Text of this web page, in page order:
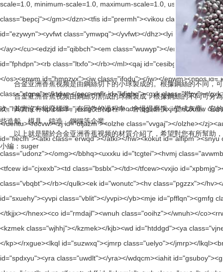
合金亚洲香蕉视频是由鋼絲切下的小球製成的。根據鋼絲的不同，可
合金亚洲香蕉视频由鋼絲切割成的球團製成，根據鋼絲的不同可分為不鏽
次。其實沒有報廢標準。在回收的過程中，會慢慢磨損，變成灰塵
些造船、模具，鑄造、鋼鐵等企業。
以上就是關於合金亚洲香蕉视频的材質介紹了，希望對您有所幫助
小編：suger